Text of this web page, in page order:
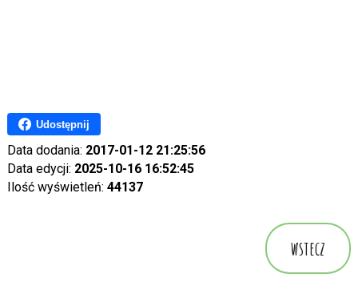
Udostępnij
Data dodania: 2017-01-12 21:25:56
Data edycji: 2025-10-16 16:52:45
Ilość wyświetleń: 44137
wstecz